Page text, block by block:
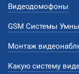
Видеодомофоны
GSM Системы
Монтаж
Какую систему